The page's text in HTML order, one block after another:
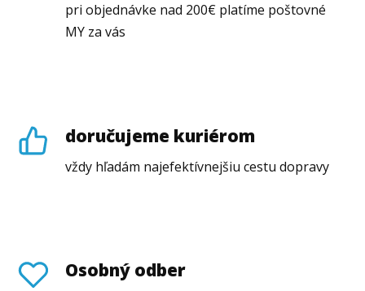
pri objednávke nad 200€ platíme poštovné
MY za vás
doručujeme kuriérom
vždy hľadám najefektívnejšiu cestu dopravy
Osobný odber